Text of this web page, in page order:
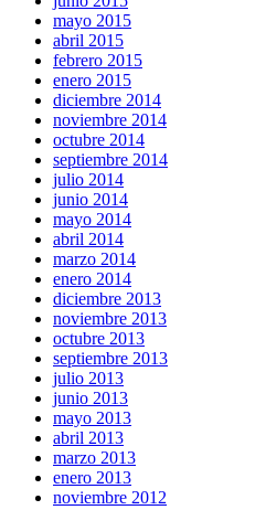
mayo 2015
abril 2015
febrero 2015
enero 2015
diciembre 2014
noviembre 2014
octubre 2014
septiembre 2014
julio 2014
junio 2014
mayo 2014
abril 2014
marzo 2014
enero 2014
diciembre 2013
noviembre 2013
octubre 2013
septiembre 2013
julio 2013
junio 2013
mayo 2013
abril 2013
marzo 2013
enero 2013
noviembre 2012